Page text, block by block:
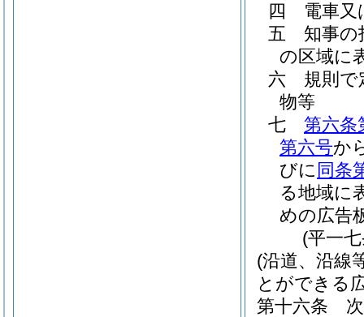
四
電車
五
知事の
の区域に
六
規則で
物等
七
第六条
第六号か
びに 同条
る地域に
めの広告
(平一
(沿道、沿線
とができる
第十六条